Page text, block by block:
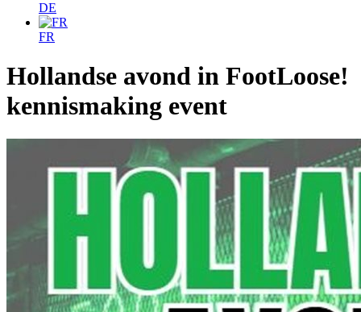
DE
FR
Hollandse avond in FootLoose!
kennismaking event